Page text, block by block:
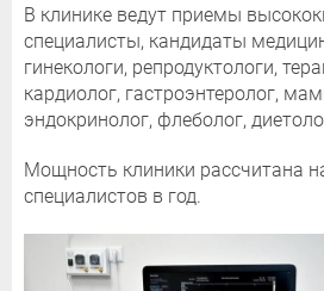
В клинике ведут приемы
специалисты, кандидаты
гинекологи, репродуктологи,
кардиолог, гастроэнтеролог,
эндокринолог, флеболог,
Мощность клиники рассчитана
специалистов в год.